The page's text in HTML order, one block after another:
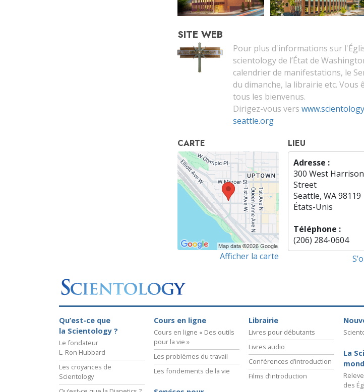
SITE WEB
Pour plus d'informations sur
scientology de l’État de
calendrier de manifestations, le
du dimanche, la librairie etc. Vous
tous les bienvenus.
Dirigez-vous vers
seattle.org
CARTE
Afficher la carte
LIEU
Adresse :
300 West Harrison
Street
Seattle, WA 98119
États-Unis
Téléphone :
(206) 284-0604
Qu’est-ce que
la Scientology ?
Le fondateur
L. Ron Hubbard
Les croyances de
Scientology
Cours en ligne
Cours en ligne « Des outils
pour la vie »
Les problèmes du travail
Les fondements de la vie
Librairie
Livres pour débutants
Livres audio
Conférences d’introduction
Films d’introduction
La
des